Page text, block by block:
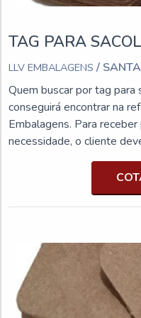
TAG PARA
LLV EMBALAGENS /
Quem buscar por tag para
conseguirá encontrar na
Embalagens. Para
necessidade, o cliente
destaque por um bom
experiência no
kraft, com os
encontrará proteção e
SACOLA KRAFTA LLV
criar para cada cliente
qualidade onde são
de última geração, tudo
sacola kraft com